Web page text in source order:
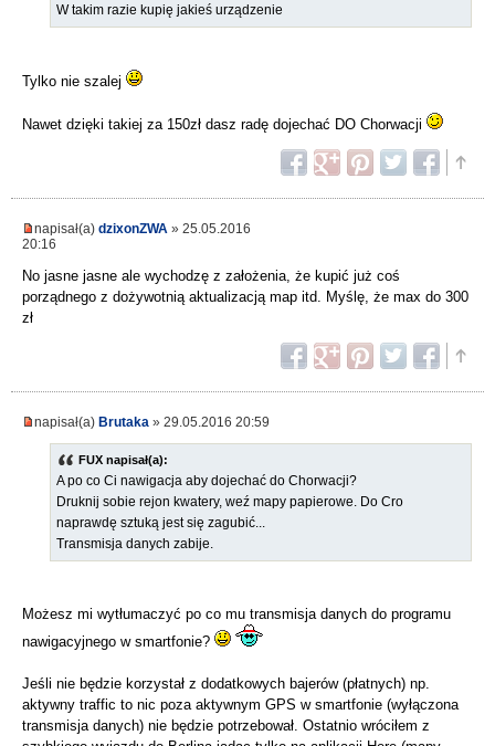
W takim razie kupię jakieś urządzenie
Tylko nie szalej
Nawet dzięki takiej za 150zł dasz radę dojechać DO Chorwacji
napisał(a) dzixonZWA » 25.05.2016
20:16
No jasne jasne ale wychodzę z założenia, że kupić już coś
porządnego z dożywotnią aktualizacją map itd. Myślę, że max do 300
zł
napisał(a) Brutaka » 29.05.2016 20:59
FUX napisał(a):
A po co Ci nawigacja aby dojechać do Chorwacji?
Druknij sobie rejon kwatery, weź mapy papierowe. Do Cro
naprawdę sztuką jest się zagubić...
Transmisja danych zabije.
Możesz mi wytłumaczyć po co mu transmisja danych do programu
nawigacyjnego w smartfonie?
Jeśli nie będzie korzystał z dodatkowych bajerów (płatnych) np.
aktywny traffic to nic poza aktywnym GPS w smartfonie (wyłączona
transmisja danych) nie będzie potrzebował. Ostatnio wróciłem z